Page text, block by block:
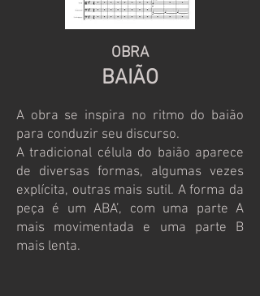
OBRA
BAIÃO
A obra se inspira no ritmo do baião
para conduzir seu discurso.
A tradicional célula do baião aparece
de diversas formas, algumas vezes
explícita, outras mais sutil. A forma da
peça é um ABA’, com uma parte A
mais movimentada e uma parte B
mais lenta.